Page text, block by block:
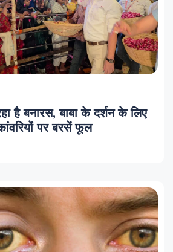
है बनारस, बाबा के दर्शन के लिए
पर बरसें फूल